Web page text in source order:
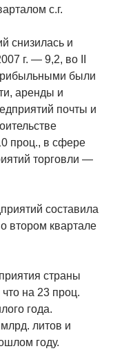
с.г.
снизилась и
г. — 9,2, во II
были
аренды и
почты и
проц., в сфере
торговли —
составила
втором квартале
страны
на 23 проц.
года.
литов и
году.